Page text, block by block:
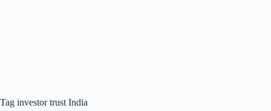
Tag investor trust India